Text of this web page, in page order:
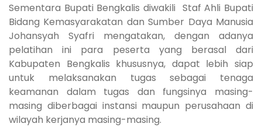
Sementara Bupati Bengkalis diwakili Staf Ahli Bupati
Bidang Kemasyarakatan dan Sumber Daya Manusia
Johansyah Syafri mengatakan, dengan adanya
pelatihan ini para peserta yang berasal dari
Kabupaten Bengkalis khususnya, dapat lebih siap
untuk melaksanakan tugas sebagai tenaga
keamanan dalam tugas dan fungsinya masing-
masing diberbagai instansi maupun perusahaan di
wilayah kerjanya masing-masing.